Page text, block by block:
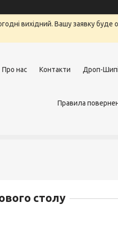
вихідний. Вашу заявку
Про нас Контакти Дроп-
Правила
столу